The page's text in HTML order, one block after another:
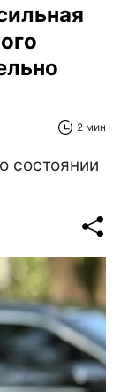
2 мин
состоянии